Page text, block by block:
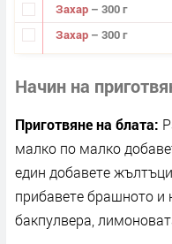
Захар – 300 г
Захар – 300 г
Начин на
Приготвяне на блата:
малко по малко
един добавете
прибавете брашното и
бакпулвера,